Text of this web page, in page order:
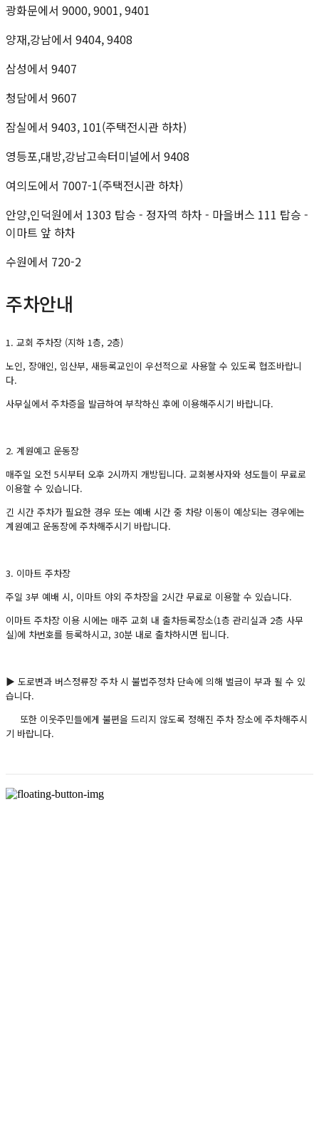
광화문에서 9000, 9001, 9401
양재,강남에서 9404, 9408
삼성에서 9407
청담에서 9607
잠실에서 9403, 101(주택전시관 하차)
영등포,대방,강남고속터미널에서 9408
여의도에서 7007-1(주택전시관 하차)
안양,인덕원에서 1303 탑승 - 정자역 하차 - 마을버스 111 탑승 -
이마트 앞 하차
수원에서 720-2
주차안내
1. 교회 주차장 (지하 1층, 2층)
노인, 장애인, 임산부, 새등록교인이 우선적으로 사용할 수 있도록 협조바랍니
다.
사무실에서 주차증을 발급하여 부착하신 후에 이용해주시기 바랍니다.
2. 계원예고 운동장
매주일 오전 5시부터 오후 2시까지 개방됩니다. 교회봉사자와 성도들이 무료로
이용할 수 있습니다.
긴 시간 주차가 필요한 경우 또는 예배 시간 중 차량 이동이 예상되는 경우에는
계원예고 운동장에 주차해주시기 바랍니다.
3. 이마트 주차장
주일 3부 예배 시, 이마트 야외 주차장을 2시간 무료로 이용할 수 있습니다.
이마트 주차장 이용 시에는 매주 교회 내 출차등록장소(1층 관리실과 2층 사무
실)에 차번호를 등록하시고, 30분 내로 출차하시면 됩니다.
▶ 도로변과 버스정류장 주차 시 불법주정차 단속에 의해 벌금이 부과 될 수 있
습니다.
또한 이웃주민들에게 불편을 드리지 않도록 정해진 주차 장소에 주차해주시
기 바랍니다.